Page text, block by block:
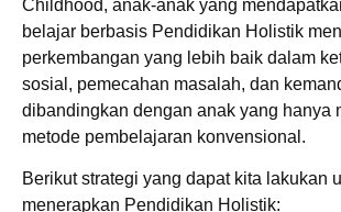
Childhood, anak-anak yang
belajar berbasis Pendidikan Holistik
perkembangan yang lebih baik dalam
sosial, pemecahan masalah, dan
dibandingkan dengan anak yang hanya
metode pembelajaran konvensional.
Berikut strategi yang dapat kita lakukan
menerapkan Pendidikan Holistik: